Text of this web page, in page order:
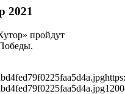
2021
пройдут
1200